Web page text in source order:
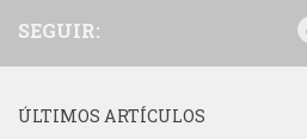
SEGUIR:
ÚLTIMOS ARTÍCULOS